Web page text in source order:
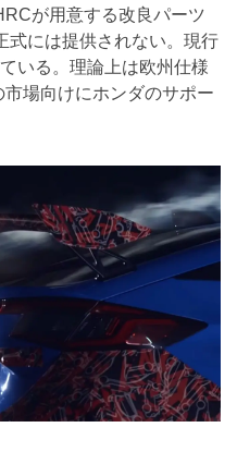
が用意する改良パーツ
式には提供されない。現行
いる。理論上は欧州仕様
場向けにホンダのサポー